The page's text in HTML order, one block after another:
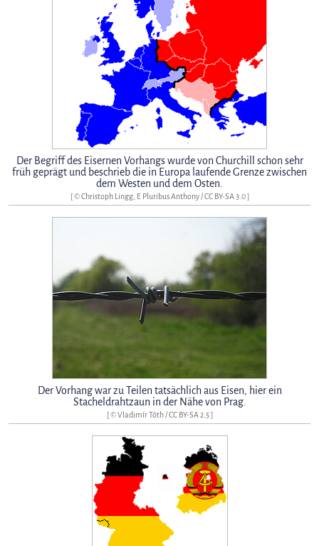
Der Begriff des Eisernen Vorhangs wurde von Churchill schon sehr
früh geprägt und beschrieb die in Europa laufende Grenze zwischen
dem Westen und dem Osten.
[ © Christoph Lingg, E Pluribus Anthony /CC BY-SA 3.0]
Der Vorhang war zu Teilen tatsächlich aus Eisen, hier ein
Stacheldrahtzaun in der Nähe von Prag.
[ © Vladimír Tóth /CC BY-SA 2.5]